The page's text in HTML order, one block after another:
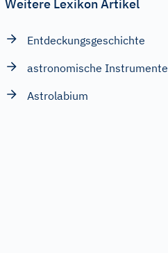
Weitere Lexikon Artikel
Entdeckungsgeschichte
astronomische Instrumente
Astrolabium